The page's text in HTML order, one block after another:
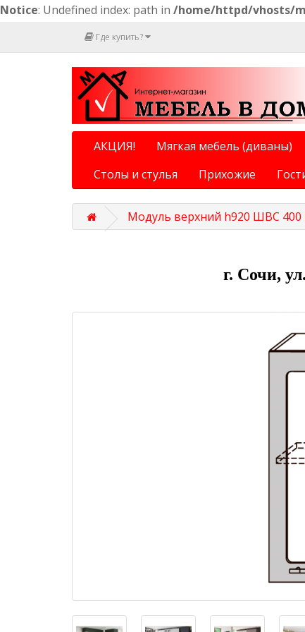
Notice: Undefined index: path in /home/httpd/vhosts/
Где купить?
АКЦИЯ! Мягкая мебель (диваны)
Столы и стулья
Прихожие
Модуль верхний h920 ШВС 400
г. Сочи,